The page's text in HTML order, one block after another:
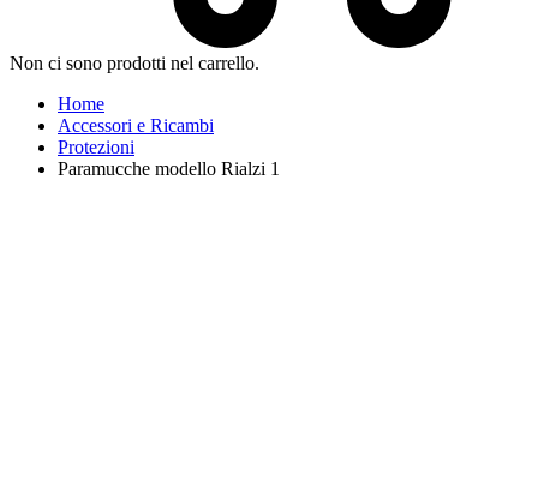
Non ci sono prodotti nel carrello.
Home
Accessori e Ricambi
Protezioni
Paramucche modello Rialzi 1